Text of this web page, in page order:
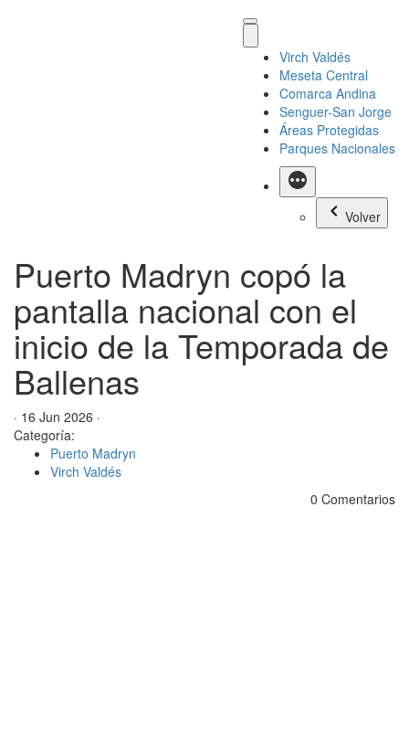
Virch Valdés
Meseta Central
Comarca Andina
Senguer-San Jorge
Áreas Protegidas
Parques Nacionales
Más
Volver
Puerto Madryn copó la
pantalla nacional con el
inicio de la Temporada de
Ballenas
· 16 Jun 2026 ·
Categoría:
Puerto Madryn
Virch Valdés
0 Comentarios